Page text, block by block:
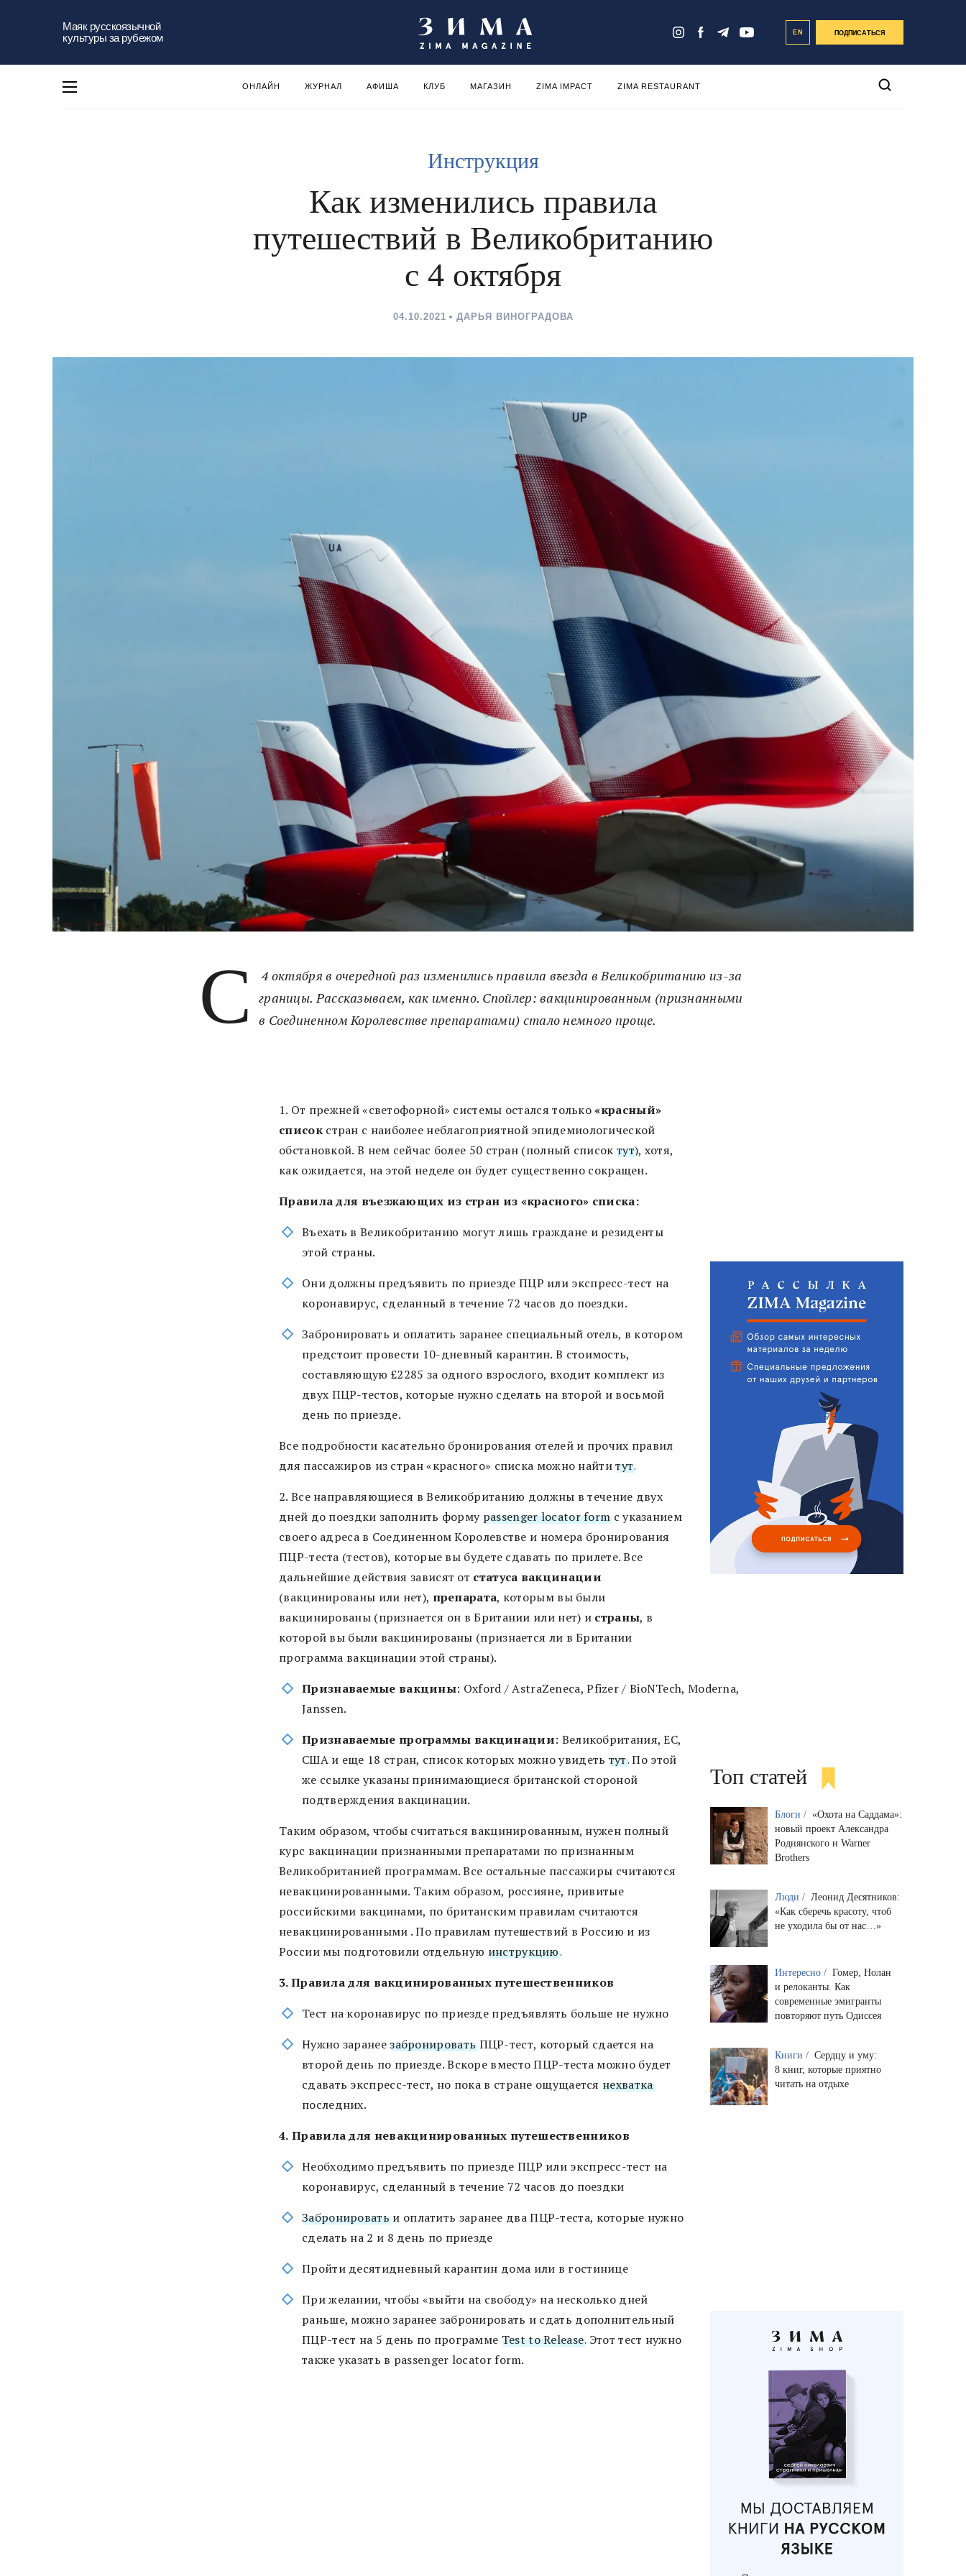
Маяк русскоязычной
культуры за рубежом
EN ПОДПИСАТЬСЯ
ОНЛАЙН ЖУРНАЛ АФИША КЛУБ МАГАЗИН ZIMA IMPACT ZIMA RESTAURANT
Инструкция
Как изменились правила
путешествий в Великобританию
с 4 октября
04.10.2021 ДАРЬЯ ВИНОГРАДОВА
С
4 октября в очередной раз изменились правила въезда в Великобританию из-за
границы. Рассказываем, как именно. Спойлер: вакцинированным (признанными
в Соединенном Королевстве препаратами) стало немного проще.
1. От прежней «светофорной» системы остался только«красный»
списокстран с наиболее неблагоприятной эпидемиологической
обстановкой. В нем сейчас более 50 стран (полный список тут), хотя,
как ожидается, на этой неделе он будет существенно сокращен.
Правила для въезжающих из стран из «красного» списка:
Въехать в Великобританию могут лишь граждане и резиденты
этой страны.
Они должны предъявить по приезде ПЦР или экспресс-тест на
коронавирус, сделанный в течение 72 часов до поездки.
Забронировать и оплатить заранее специальный отель, в котором
предстоит провести 10-дневный карантин. В стоимость,
составляющую £2285 за одного взрослого, входит комплект из
двух ПЦР-тестов, которые нужно сделать на второй и восьмой
день по приезде.
Все подробности касательно бронирования отелей и прочих правил
для пассажиров из стран «красного» списка можно найтитут.
2. Все направляющиеся в Великобританию должны в течение двух
дней до поездки заполнить форму passenger locator formс указанием
своего адреса в Соединенном Королевстве и номера бронирования
ПЦР-теста (тестов), которые вы будете сдавать по прилете. Все
дальнейшие действия зависят от статуса вакцинации
(вакцинированы или нет), препарата, которым вы были
вакцинированы (признается он в Британии или нет) и страны, в
которой вы были вакцинированы (признается ли в Британии
программа вакцинации этой страны).
Признаваемые вакцины: Oxford / AstraZeneca, Pfizer / BioNTech, Moderna,
Janssen.
Признаваемые программы вакцинации: Великобритания, ЕС,
США и еще 18 стран, список которых можно увидеть тут. По этой
же ссылке указаны принимающиеся британской стороной
подтверждения вакцинации.
Таким образом, чтобы считаться вакцинированным, нужен полный
курс вакцинации признанными препаратами по признанным
Великобританией программам. Все остальные пассажиры считаются
невакцинированными. Таким образом, россияне, привитые
российскими вакцинами, по британским правилам считаются
невакцинированными . По правилам путешествий в Россию и из
России мы подготовили отдельную инструкцию.
3. Правила для вакцинированных путешественников
Тест на коронавирус по приезде предъявлять больше не нужно
Нужно заранеезабронироватьПЦР-тест, который сдается на
второй день по приезде. Вскоре вместо ПЦР-теста можно будет
сдавать экспресс-тест, но пока в стране ощущается нехватка
последних.
4. Правила для невакцинированных путешественников
Необходимо предъявить по приезде ПЦР или экспресс-тест на
коронавирус, сделанный в течение 72 часов до поездки
Забронироватьи оплатить заранее два ПЦР-теста, которые нужно
сделать на 2 и 8 день по приезде
Пройти десятидневный карантин дома или в гостинице
При желании, чтобы «выйти на свободу» на несколько дней
раньше, можно заранее забронировать и сдать дополнительный
ПЦР-тест на 5 день по программе Test to Release. Этот тест нужно
также указать в passenger locator form.
Топ статей
Блоги / «Охота на Саддама»:
новый проект Александра
Роднянского и Warner
Brothers
Люди / Леонид Десятников:
«Как сберечь красоту, чтоб
не уходила бы от нас…»
Интересно / Гомер, Нолан
и релоканты. Как
современные эмигранты
повторяют путь Одиссея
Книги / Сердцу и уму:
8 книг, которые приятно
читать на отдыхе